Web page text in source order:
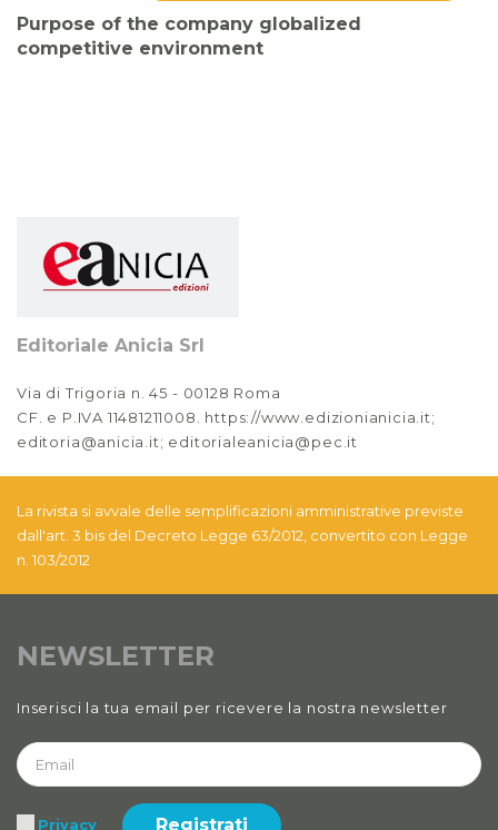
Purpose of the company globalized
competitive environment
Editoriale Anicia Srl
Via di Trigoria n. 45 - 00128 Roma
CF. e P.IVA 11481211008. https://www.edizionianicia.it;
editoria@anicia.it; editorialeanicia@pec.it
La rivista si avvale delle semplificazioni amministrative previste
dall'art. 3 bis del Decreto Legge 63/2012, convertito con Legge
n. 103/2012
NEWSLETTER
Inserisci la tua email per ricevere la nostra newsletter
Privacy Registrati